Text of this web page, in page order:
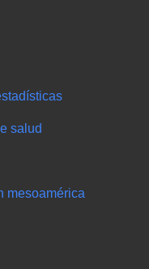
salud
mesoamérica